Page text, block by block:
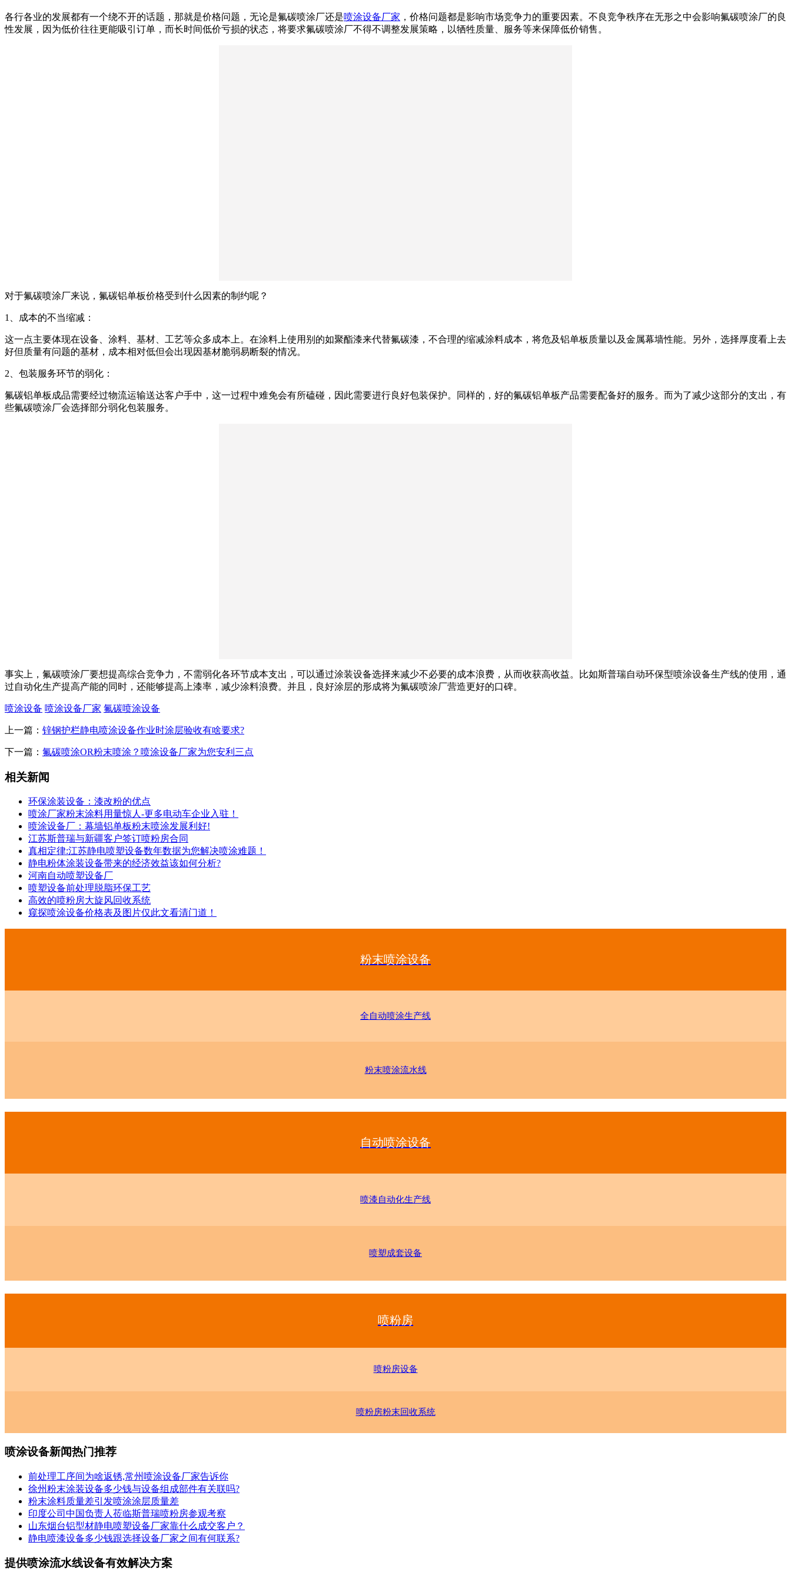
各行各业的发展都有一个绕不开的话题，那就是价格问题，无论是氟碳喷涂厂还是喷涂设备厂家 ，价格问题都是影响市场竞争力的重要因素。不良竞争秩序在无形之中会影响氟碳喷涂厂的良
性发展，因为低价往往更能吸引订单，而长时间低价亏损的状态，将要求氟碳喷涂厂不得不调整发展策略，以牺牲质量、服务等来保障低价销售。
对于氟碳喷涂厂来说，氟碳铝单板价格受到什么因素的制约呢？
1、成本的不当缩减：
这一点主要体现在设备、涂料、基材、工艺等众多成本上。在涂料上使用别的如聚酯漆来代替氟碳漆，不合理的缩减涂料成本，将危及铝单板质量以及金属幕墙性能。另外，选择厚度看上去
好但质量有问题的基材，成本相对低但会出现因基材脆弱易断裂的情况。
2、包装服务环节的弱化：
氟碳铝单板成品需要经过物流运输送达客户手中，这一过程中难免会有所磕碰，因此需要进行良好包装保护。同样的，好的氟碳铝单板产品需要配备好的服务。而为了减少这部分的支出，有
些氟碳喷涂厂会选择部分弱化包装服务。
事实上，氟碳喷涂厂要想提高综合竞争力，不需弱化各环节成本支出，可以通过涂装设备选择来减少不必要的成本浪费，从而收获高收益。比如斯普瑞自动环保型喷涂设备生产线的使用，通
过自动化生产提高产能的同时，还能够提高上漆率，减少涂料浪费。并且，良好涂层的形成将为氟碳喷涂厂营造更好的口碑。
喷涂设备 喷涂设备厂家 氟碳喷涂设备
上一篇： 锌钢护栏静电喷涂设备作业时涂层验收有啥要求?
下一篇： 氟碳喷涂OR粉末喷涂？喷涂设备厂家为您安利三点
相关新闻
环保涂装设备：漆改粉的优点
喷涂厂家粉末涂料用量惊人-更多电动车企业入驻！
喷涂设备厂：幕墙铝单板粉末喷涂发展利好!
江苏斯普瑞与新疆客户签订喷粉房合同
真相定律:江苏静电喷塑设备数年数据为您解决喷涂难题！
静电粉体涂装设备带来的经济效益该如何分析?
河南自动喷塑设备厂
喷塑设备前处理脱脂环保工艺
高效的喷粉房大旋风回收系统
窥探喷涂设备价格表及图片仅此文看清门道！
粉末喷涂设备
全自动喷涂生产线
粉末喷涂流水线
自动喷涂设备
喷漆自动化生产线
喷塑成套设备
喷粉房
喷粉房设备
喷粉房粉末回收系统
喷涂设备新闻热门推荐
前处理工序间为啥返锈,常州喷涂设备厂家告诉你
徐州粉末涂装设备多少钱与设备组成部件有关联吗?
粉末涂料质量差引发喷涂涂层质量差
印度公司中国负责人莅临斯普瑞喷粉房参观考察
山东烟台铝型材静电喷塑设备厂家靠什么成交客户？
静电喷漆设备多少钱跟选择设备厂家之间有何联系?
提供喷涂流水线设备有效解决方案